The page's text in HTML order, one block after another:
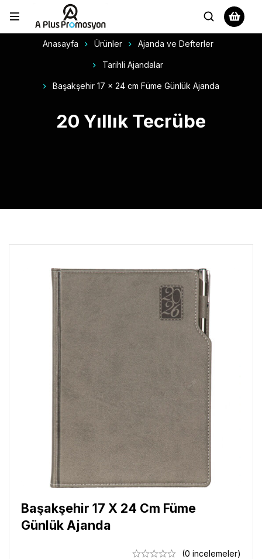
Anasayfa Ürünler Ajanda ve Defterler
Tarihli Ajandalar
Başakşehir 17 x 24 cm Füme Günlük Ajanda
20 Yıllık Tecrübe
Başakşehir 17 X 24 Cm Füme
Günlük Ajanda
(0 incelemeler)